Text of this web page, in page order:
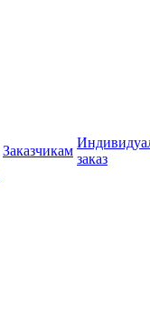
Заказчикам
заказ